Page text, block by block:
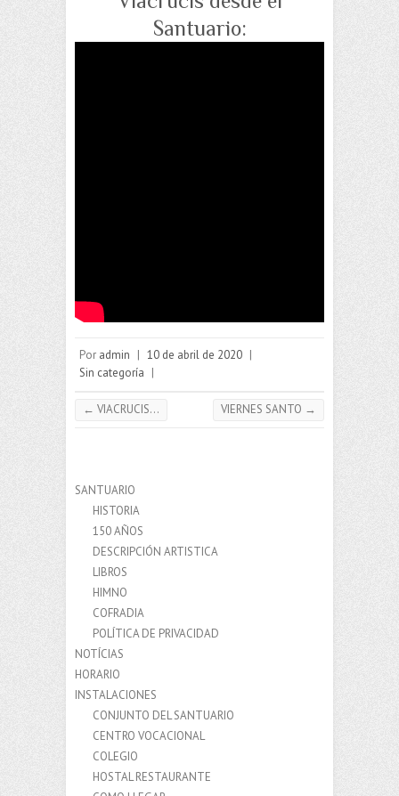
Santuario:
Por admin | 10 de abril de 2020 |
Sin categoría |
← VIACRUCIS… VIERNES SANTO →
SANTUARIO
HISTORIA
150 AÑOS
DESCRIPCIÓN ARTISTICA
LIBROS
HIMNO
COFRADIA
POLÍTICA DE PRIVACIDAD
NOTÍCIAS
HORARIO
INSTALACIONES
CONJUNTO DEL SANTUARIO
CENTRO VOCACIONAL
COLEGIO
HOSTAL RESTAURANTE